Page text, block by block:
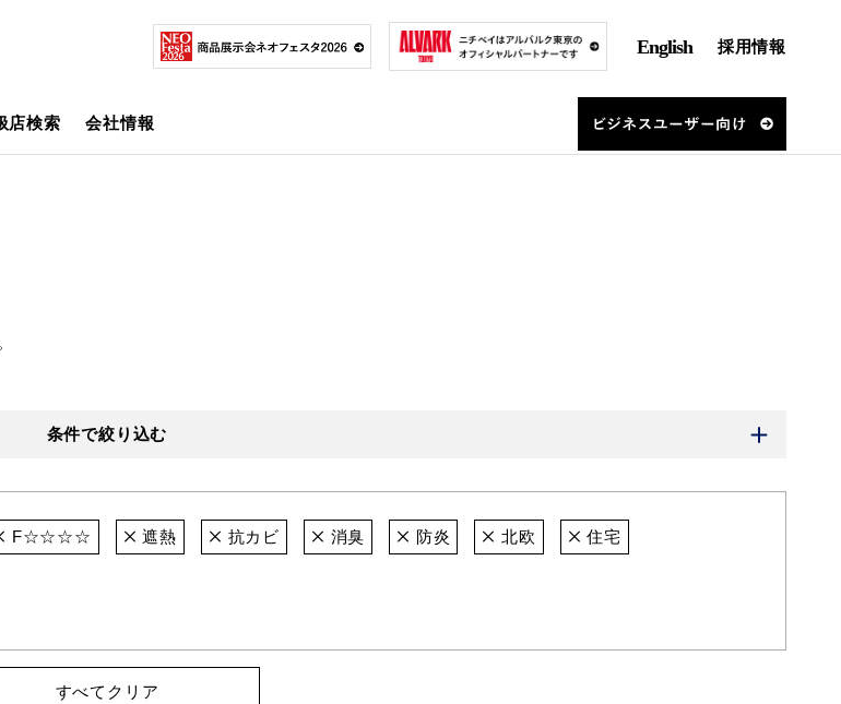
English 採用情報
店検索 会社情報
条件で絞り込む
F☆☆☆☆ 遮熱 抗カビ 消臭 防炎 北欧 住宅
すべてクリア